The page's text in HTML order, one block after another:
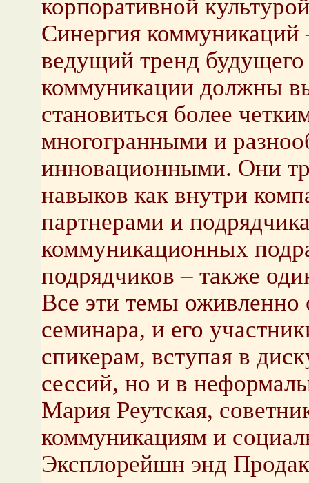
корпоративной
Синергия коммуникаций
ведущий тренд будущего
коммуникации должны
становиться более
многогранными и
инновационными. Они
навыков как внутри
партнерами и
коммуникационных
подрядчиков – также
Все эти темы оживленно
семинара, и его
спикерам, вступая в
сессий, но и в
Мария Реутская,
коммуникациям и
Эксплорейшн энд